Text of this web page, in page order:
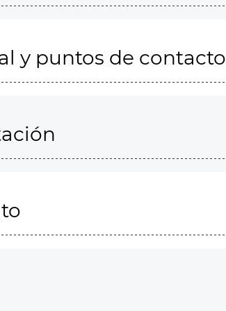
y puntos de contacto